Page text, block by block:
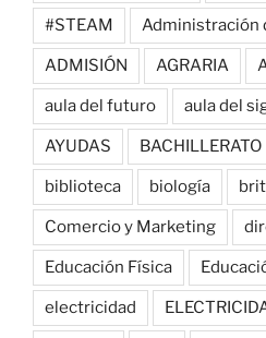
#STEAM Administración
ADMISIÓN AGRARIA
aula del futuro aula del
AYUDAS BACHILLERATO
biblioteca biología
Comercio y Marketing
Educación Física
electricidad